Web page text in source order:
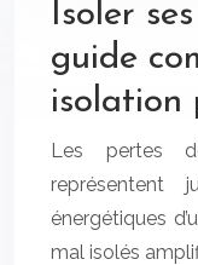
Isoler
guide
isolation
Les pertes
représentent
énergétiques
mal isolés